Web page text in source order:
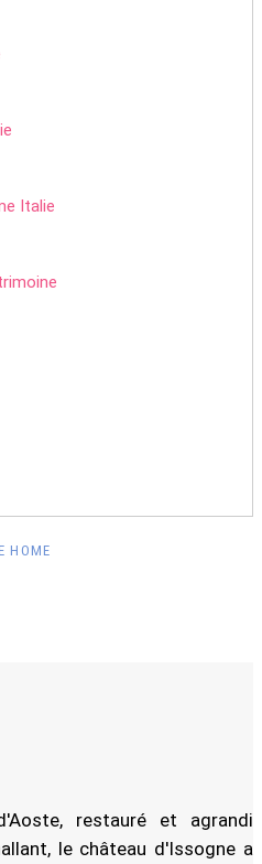
HOME
restauré et agrandi
le château d'Issogne a